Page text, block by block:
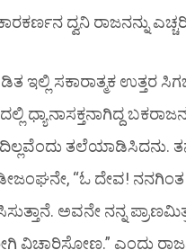
ದ್ವನಿ ರಾಜನನ್ನು
ಇಲ್ಲಿ ಸಕಾರಾತ್ಮಕ ಉತ್ತರ
ಧ್ಯಾನಾಸಕ್ತನಾಗಿದ್ದ
ತಲೆಯಾಡಿಸಿದನು.
“ಓ ದೇವ!
ಅವನೇ ನನ್ನ
ವಿಚಾರಿಸೋಣ.” ಎಂದು